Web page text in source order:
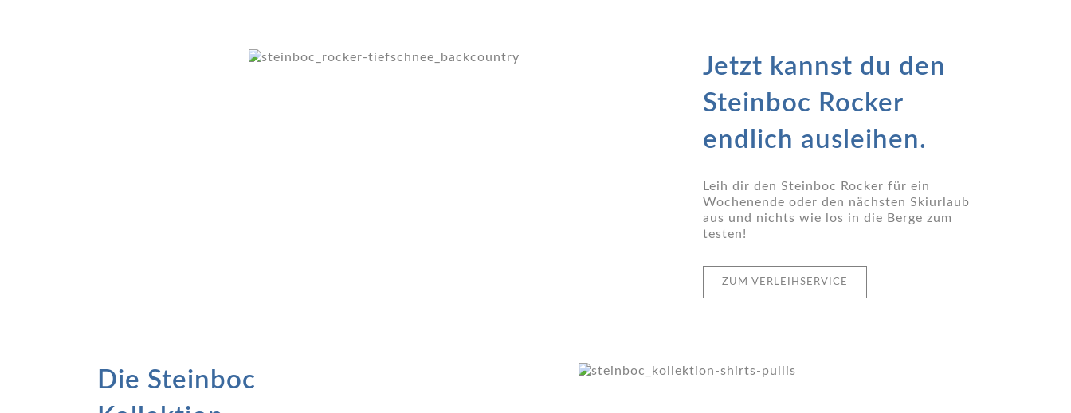
Jetzt kannst du den
Steinboc Rocker
endlich ausleihen.
Leih dir den Steinboc Rocker für ein
Wochenende oder den nächsten Skiurlaub
aus und nichts wie los in die Berge zum
testen!
ZUM VERLEIHSERVICE
Die Steinboc